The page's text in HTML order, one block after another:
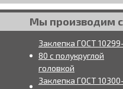
Мы производим
Заклепка ГОСТ
80 с полукруглой
головкой
Заклепка ГОСТ